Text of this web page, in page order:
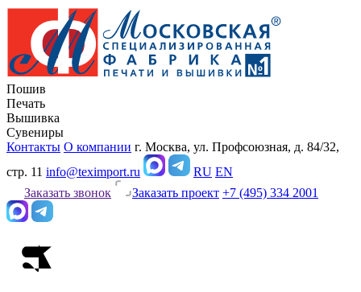
Пошив
Печать
Вышивка
Сувениры
Контакты О компании г. Москва, ул. Профсоюзная, д. 84/32,
стр. 11 info@teximport.ru RU EN
Заказать звонок
Заказать проект +7 (495) 334 2001